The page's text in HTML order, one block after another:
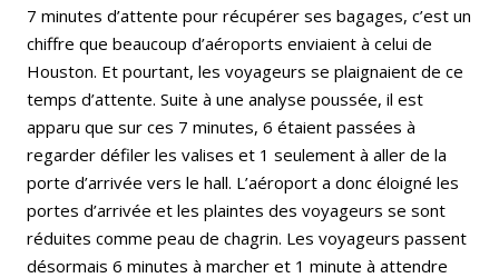
7 minutes d’attente pour récupérer ses bagages, c’est un
chiffre que beaucoup d’aéroports enviaient à celui de
Houston. Et pourtant, les voyageurs se plaignaient de ce
temps d’attente. Suite à une analyse poussée, il est
apparu que sur ces 7 minutes, 6 étaient passées à
regarder défiler les valises et 1 seulement à aller de la
porte d’arrivée vers le hall. L’aéroport a donc éloigné les
portes d’arrivée et les plaintes des voyageurs se sont
réduites comme peau de chagrin. Les voyageurs passent
désormais 6 minutes à marcher et 1 minute à attendre